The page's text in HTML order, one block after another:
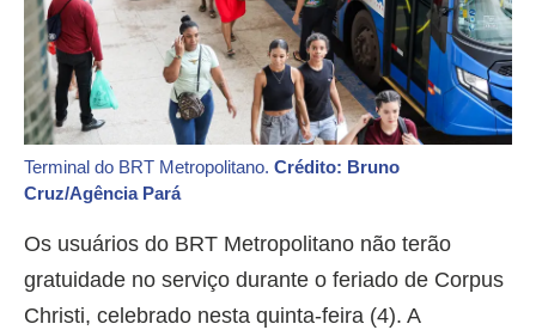
Terminal do BRT Metropolitano. Crédito: Bruno
Cruz/Agência Pará
Os usuários do BRT Metropolitano não terão
gratuidade no serviço durante o feriado de Corpus
Christi, celebrado nesta quinta-feira (4). A